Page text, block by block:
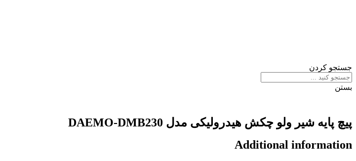
جستجو کردن
بستن
پیچ پایه شیر ولو چکش هیدرولیکی مدل DAEMO-DMB230
Additional information